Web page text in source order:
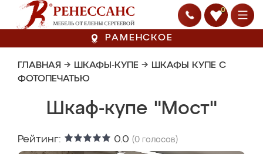
0
РАМЕНСКОЕ
ГЛАВНАЯ → ШКАФЫ-КУПЕ → ШКАФЫ КУПЕ С
ФОТОПЕЧАТЬЮ
Шкаф-купе "Мост"
Рейтинг: 0.0 (0 голосов)